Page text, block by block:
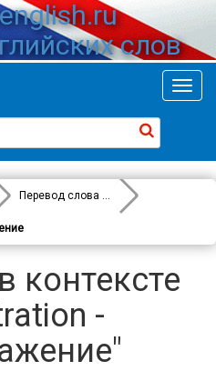
слов
Перевод слова
Frustration
контексте
-